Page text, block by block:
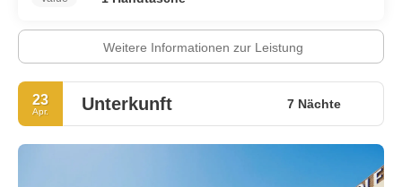
Weitere Informationen zur Leistung
23
Apr. Unterkunft 7 Nächte